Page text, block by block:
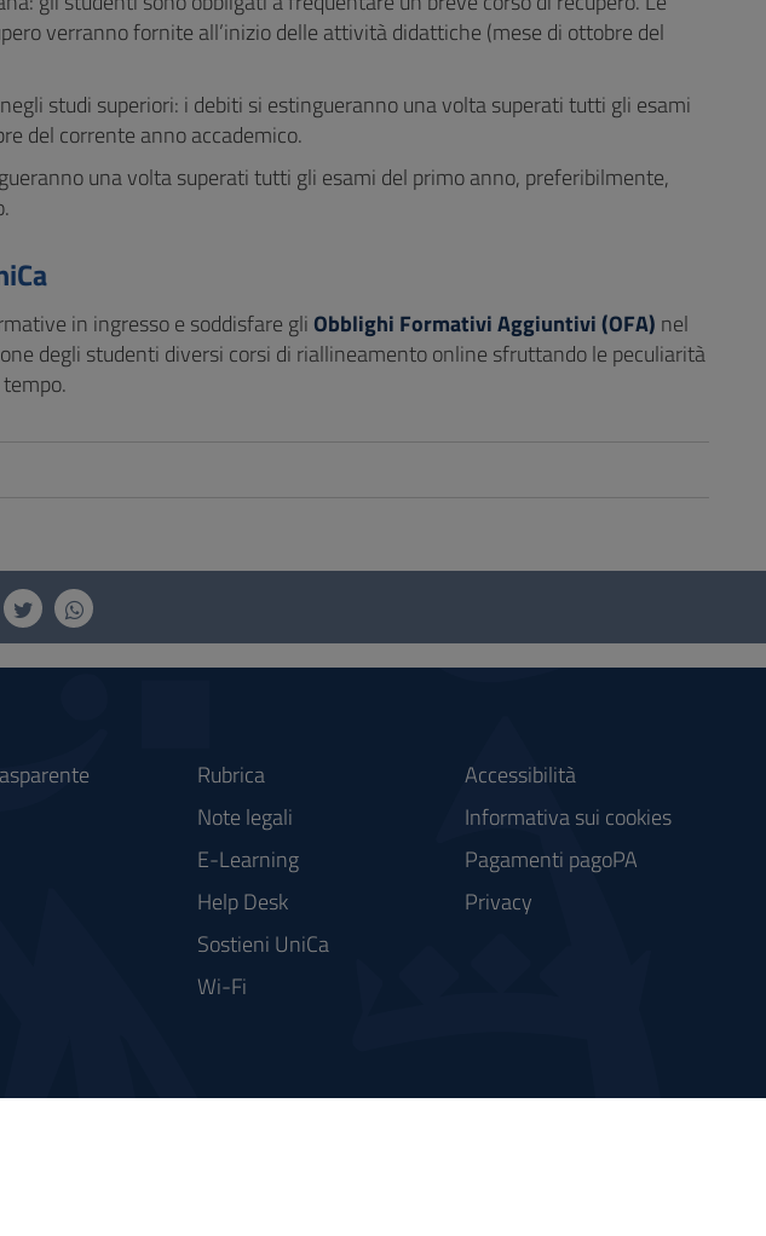
verranno fornite all’inizio delle attività didattiche (mese di ottobre del
studi superiori: i debiti si estingueranno una volta superati tutti gli esami
del corrente anno accademico.
una volta superati tutti gli esami del primo anno, preferibilmente,
in ingresso e soddisfare gli Obblighi Formativi Aggiuntivi (OFA) nel
degli studenti diversi corsi di riallineamento online sfruttando le peculiarità
Rubrica
Note legali
E-Learning
Help Desk
Sostieni UniCa
Wi-Fi
Accessibilità
Informativa sui cookies
Pagamenti pagoPA
Privacy